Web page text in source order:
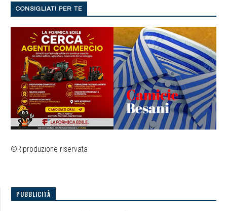
CONSIGLIATI PER TE
©Riproduzione riservata
PUBBLICITÀ